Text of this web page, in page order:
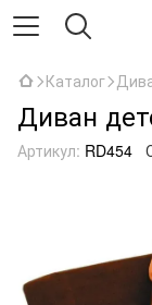
Каталог
Диван
Артикул: RD454